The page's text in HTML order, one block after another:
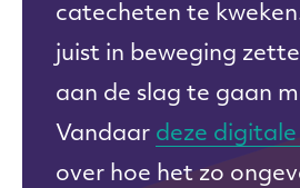
catecheten te
juist in beweging
aan de slag te gaan
Vandaar deze
over hoe het zo